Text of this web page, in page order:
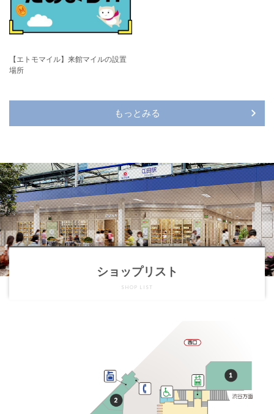
【エトモマイル】来館マイルの設置
場所
もっとみる
ショップリスト
SHOP LIST